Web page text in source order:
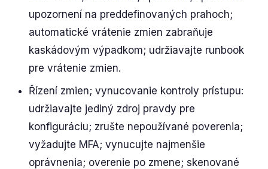
upozornení na preddefinovaných prahoch;
automatické vrátenie zmien zabraňuje
kaskádovým výpadkom; udržiavajte runbook
pre vrátenie zmien.
Řízení zmien; vynucovanie kontroly prístupu:
udržiavajte jediný zdroj pravdy pre
konfiguráciu; zrušte nepoužívané poverenia;
vyžadujte MFA; vynucujte najmenšie
oprávnenia; overenie po zmene; skenované